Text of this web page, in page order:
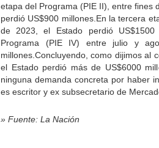
etapa del Programa (PIE II), entre fines
perdió US$900 millones.En la tercera
de 2023, el Estado perdió
Programa (PIE IV) entre julio y
millones.Concluyendo, como dijimos al
el Estado perdió más de US$6000
ninguna demanda concreta por haber
es escritor y ex subsecretario de
» Fuente: La Nación